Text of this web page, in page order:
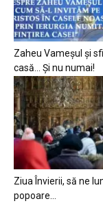
Zaheu Vameșul și
casă… Și nu numai!
Ziua Învierii, să ne
popoare…